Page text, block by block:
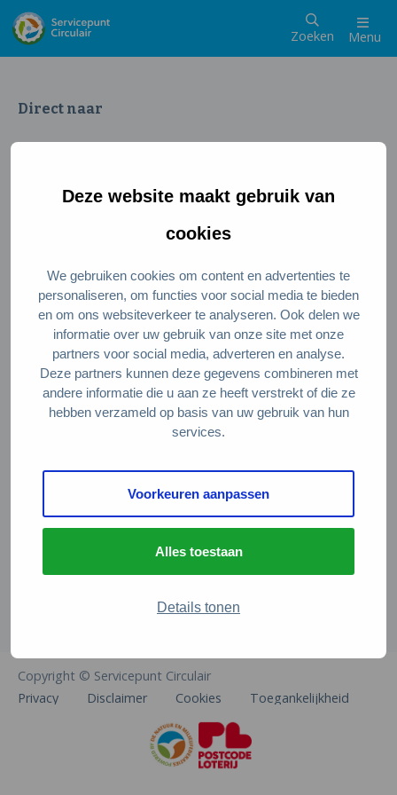
Deze website maakt gebruik van
cookies
We gebruiken cookies om content en advertenties te
personaliseren, om functies voor social media te bieden
en om ons websiteverkeer te analyseren. Ook delen we
informatie over uw gebruik van onze site met onze
partners voor social media, adverteren en analyse.
Deze partners kunnen deze gegevens combineren met
andere informatie die u aan ze heeft verstrekt of die ze
hebben verzameld op basis van uw gebruik van hun
services.
Voorkeuren aanpassen
Alles toestaan
Details tonen
Zoeken Menu
Direct naar
Wat is een circulaire samenleving
Meedoen als ondernemer
Circulaire producten en diensten
Wie zijn wij?
Over ons
Stel je vraag
Servicepunt Team
Veelgestelde vragen
De Natuur en Milieufederaties
Arthur van Schendelstraat 600
info@natuurenmilieufederaties.nl
Copyright © Servicepunt Circulair
Privacy
Disclaimer Cookies Toegankelijkheid